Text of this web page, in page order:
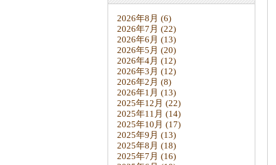
2026年8月 (6)
2026年7月 (22)
2026年6月 (13)
2026年5月 (20)
2026年4月 (12)
2026年3月 (12)
2026年2月 (8)
2026年1月 (13)
2025年12月 (22)
2025年11月 (14)
2025年10月 (17)
2025年9月 (13)
2025年8月 (18)
2025年7月 (16)